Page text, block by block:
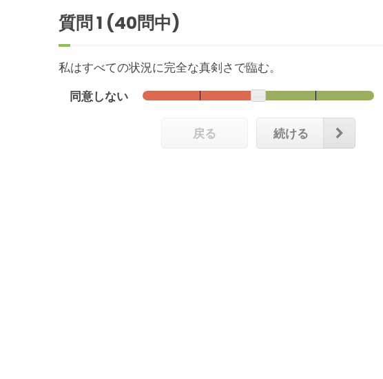
質問1 (40問中)
私はすべての状況に完全な真剣さで臨む。
同意しない
戻る 続ける